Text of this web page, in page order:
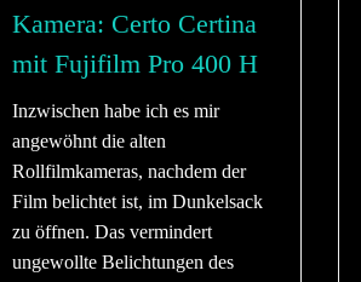
Kamera: Certo Certina
mit Fujifilm Pro 400 H
Inzwischen habe ich es mir
angewöhnt die alten
Rollfilmkameras, nachdem der
Film belichtet ist, im Dunkelsack
zu öffnen. Das vermindert
ungewollte Belichtungen des